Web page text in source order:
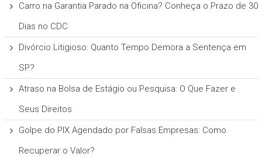
Carro na Garantia Parado na Oficina? Conheça o Prazo de 30
Dias no CDC
Divórcio Litigioso: Quanto Tempo Demora a Sentença em
SP?
Atraso na Bolsa de Estágio ou Pesquisa: O Que Fazer e
Seus Direitos
Golpe do PIX Agendado por Falsas Empresas: Como
Recuperar o Valor?